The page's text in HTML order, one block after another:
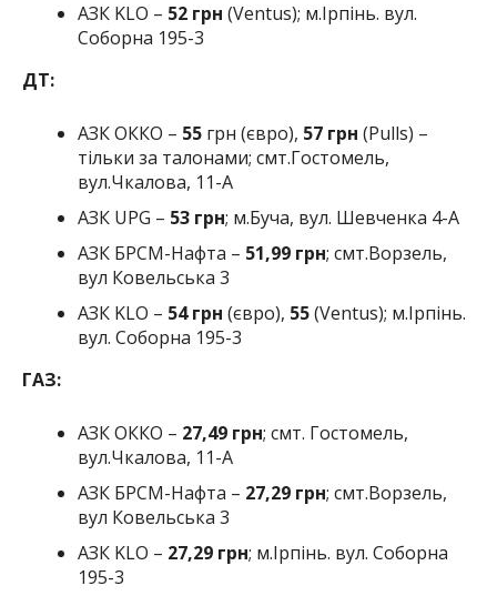
АЗК KLO – 52 грн (Ventus); м.Ірпінь. вул.
Соборна 195-3
ДТ:
АЗК ОККО – 55грн (євро), 57 грн (Pulls) –
тільки за талонами; смт.Гостомель,
вул.Чкалова, 11-А
АЗК UPG – 53 грн; м.Буча, вул. Шевченка 4-А
АЗК БРСМ-Нафта – 51,99грн; смт.Ворзель,
вул Ковельська 3
АЗК KLO – 54 грн (євро), 55(Ventus); м.Ірпінь.
вул. Соборна 195-3
ГАЗ:
АЗК ОККО – 27,49 грн; смт. Гостомель,
вул.Чкалова, 11-А
АЗК БРСМ-Нафта – 27,29 грн; смт.Ворзель,
вул Ковельська 3
АЗК KLO – 27,29 грн; м.Ірпінь. вул. Соборна
195-3